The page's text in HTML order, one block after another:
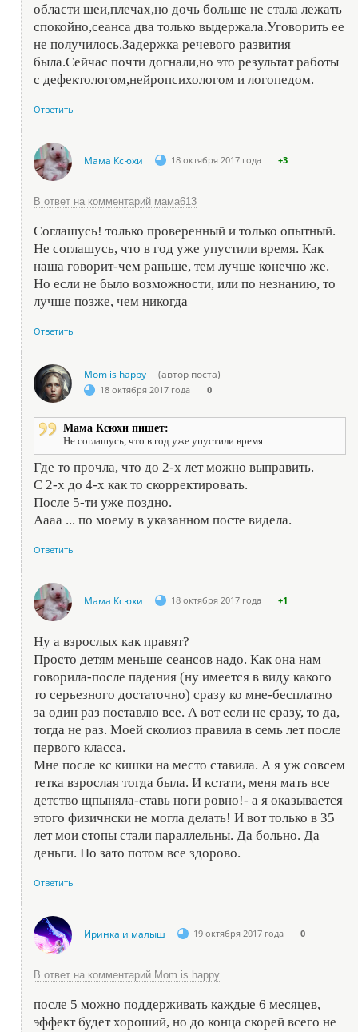
области шеи,плечах,но дочь больше не стала лежать
спокойно,сеанса два только выдержала.Уговорить ее
не получилось.Задержка речевого развития
была.Сейчас почти догнали,но это результат работы
с дефектологом,нейропсихологом и логопедом.
Ответить
Мама Ксюхи 18 октября 2017 года +3
В ответ на комментарий мама613
Соглашусь! только проверенный и только опытный.
Не соглашусь, что в год уже упустили время. Как
наша говорит-чем раньше, тем лучше конечно же.
Но если не было возможности, или по незнанию, то
лучше позже, чем никогда
Ответить
Mom is happy (автор поста)
18 октября 2017 года 0
Мама Ксюхи пишет:
Не соглашусь, что в год уже упустили время
Где то прочла, что до 2-х лет можно выправить.
С 2-х до 4-х как то скорректировать.
После 5-ти уже поздно.
Аааа ... по моему в указанном посте видела.
Ответить
Мама Ксюхи 18 октября 2017 года +1
Ну а взрослых как правят?
Просто детям меньше сеансов надо. Как она нам
говорила-после падения (ну имеется в виду какого
то серьезного достаточно) сразу ко мне-бесплатно
за один раз поставлю все. А вот если не сразу, то да,
тогда не раз. Моей сколиоз правила в семь лет после
первого класса.
Мне после кс кишки на место ставила. А я уж совсем
тетка взрослая тогда была. И кстати, меня мать все
детство щпыняла-ставь ноги ровно!- а я оказывается
этого физичнски не могла делать! И вот только в 35
лет мои стопы стали параллельны. Да больно. Да
деньги. Но зато потом все здорово.
Ответить
Иринка и малыш 19 октября 2017 года 0
В ответ на комментарий Mom is happy
после 5 можно поддерживать каждые 6 месяцев,
эффект будет хороший, но до конца скорей всего не